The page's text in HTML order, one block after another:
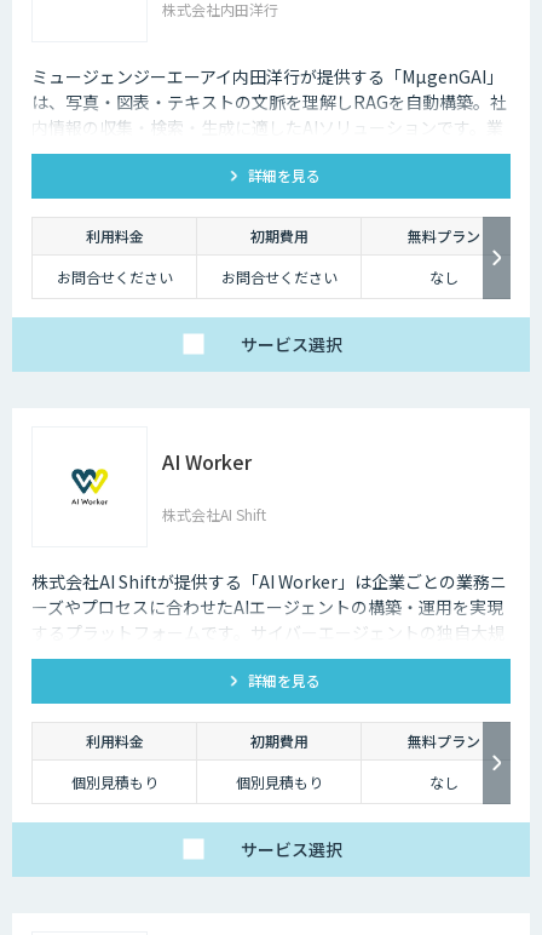
株式会社内田洋行
ミュージェンジーエーアイ内田洋行が提供する「MµgenGAI」
は、写真・図表・テキストの文脈を理解しRAGを自動構築。社
内情報の収集・検索・生成に適したAIソリューションです。業
種を問わず業務効率とナレッジ活用を支援します。
詳細を見る
利用料金 初期費用
無料プラン
お問合せください
お問合せください なし
サービス選択
AI Worker
株式会社AI Shift
株式会社AI Shiftが提供する「AI Worker」は企業ごとの業務ニ
ーズやプロセスに合わせたAIエージェントの構築・運用を実現
するプラットフォームです。サイバーエージェントの独自大規
模言語モデルの開発知見と、当社の生成AI導入支援の経験を活
かし開発しました。 当社では、AIエージェントの活用戦略か
ら、導入後の運用や定着まで一気通貫でご支援いたしますの
で、お気軽にご相談ください。
詳細を見る
利用料金 初期費用
無料プラン
個別見積もり
個別見積もり なし
サービス選択